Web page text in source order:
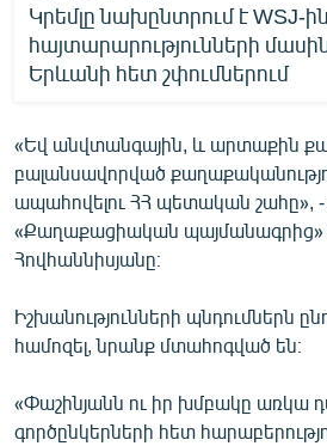
Կրեմլը նախընտրում է WSJ-
հայտարարությունների
Երևանի հետ շփումներում
«Եվ անվտանգային, և արտաքին
բալանսավորված
ապահովելու ՀՀ պետական շահը»,
«Քաղաքացիական պայմանագրից»
Հովհաննիսյանը։
Իշխանությունների պնդումներն
համոզել, նրանք մտահոգված են։
«Փաշինյանն ու իր խմբակը առկա
գործընկերների հետ